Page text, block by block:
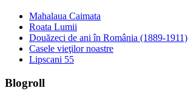
Mahalaua Caimata
Roata Lumii
Douăzeci de ani în România (1889-1911)
Casele vieţilor noastre
Lipscani 55
Blogroll